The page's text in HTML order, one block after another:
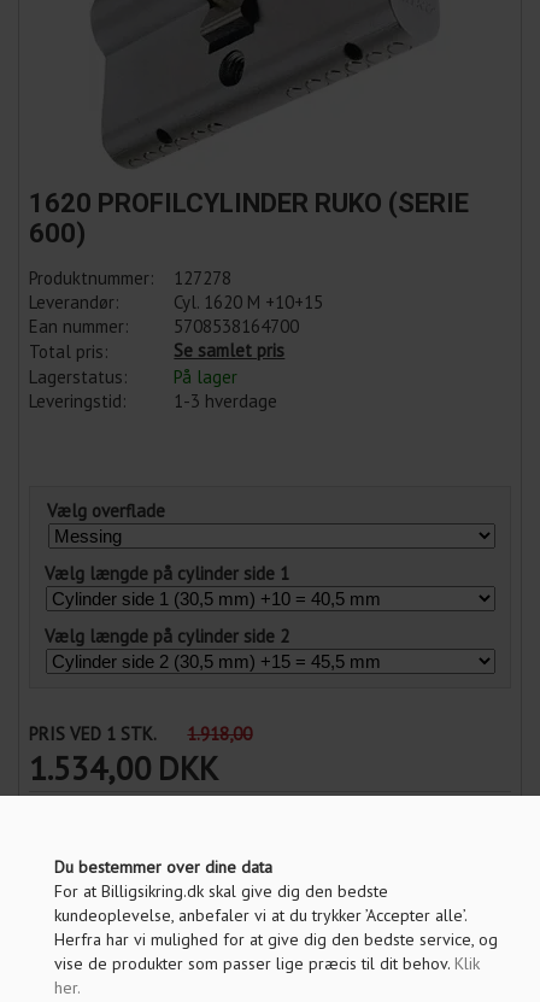
Du bestemmer over dine data
For at Billigsikring.dk skal give dig den bedste
kundeoplevelse, anbefaler vi at du trykker ’Accepter alle’.
Herfra har vi mulighed for at give dig den bedste service, og
vise de produkter som passer lige præcis til dit behov. Klik
her.
1620 PROFILCYLINDER RUKO (SERIE
600)
Produktnummer:
127278
Leverandør:
Cyl. 1620 M +10+15
Ean nummer:
5708538164700
Total pris:
Se samlet pris
Lagerstatus:
På lager
Leveringstid:
1-3 hverdage
Vælg overflade
Vælg længde på cylinder side 1
Vælg længde på cylinder side 2
PRIS VED 1 STK. 1.918,00
1.534,00 DKK
ANTAL
LÆG I KURV